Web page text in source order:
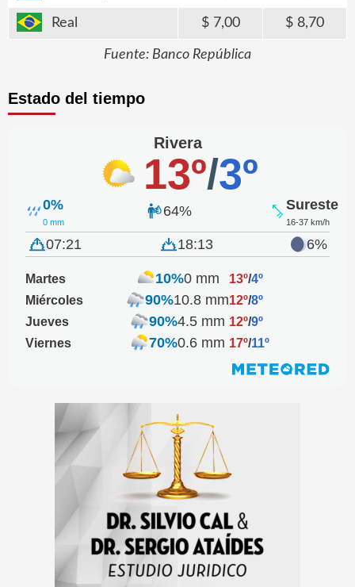
Real 7,00 8,70
Fuente: Banco República
Estado del tiempo
Rivera
13º/3º
0%
0 mm
64% Sureste
16-37 km/h
07:21 18:13 6%
Martes 10%0 mm 13º/4º
Miércoles
90%10.8 mm12º/8º
Jueves
90%4.5 mm 12º/9º
Viernes
70%0.6 mm 17º/11º